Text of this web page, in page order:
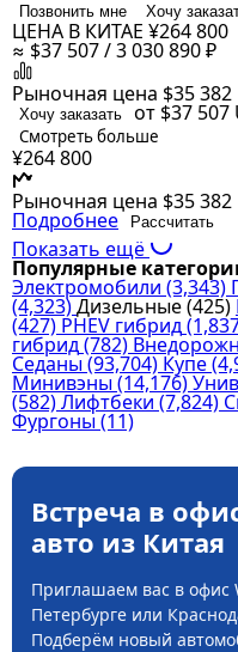
Позвонить мне
Хочу
ЦЕНА В КИТАЕ ¥264 800
≈ $37 507 / 3 030 890 ₽
Рыночная цена $35 382
Хочу заказать от $37 507
Смотреть больше
¥264 800
Рыночная цена $35 382
Подробнее Рассчитать
Показать ещё
Популярные
Электромобили (3,343)
(4,323)Дизельные(425)
(427) PHEV гибрид
гибрид(782)
Седаны(93,704) Купе
Минивэны(14,176)
(582)Лифтбеки (7,824)
Фургоны(11)
Встреча в
авто из Китая
Приглашаем вас в офис
Петербурге или
Подберём новый